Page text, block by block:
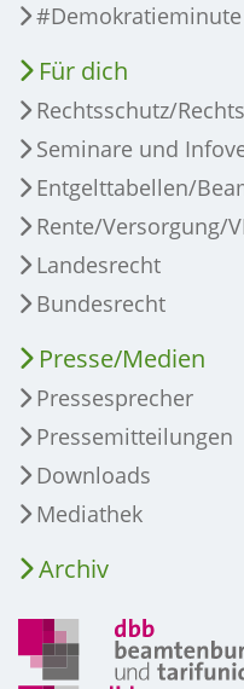
#Demokratieminute
Für dich
Rechtsschutz/
Seminare und
Entgelttabellen/
Rente/Versorgung/
Landesrecht
Bundesrecht
Presse/Medien
Pressesprecher
Pressemitteilungen
Downloads
Mediathek
Archiv